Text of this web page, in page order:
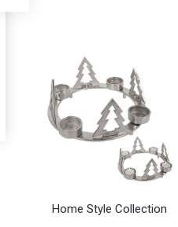
119,00 DKK
Home Style Collection